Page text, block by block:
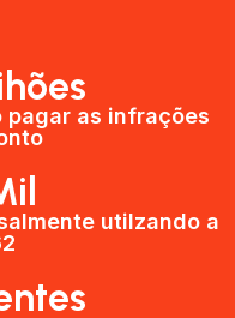
pagar as infrações
utilzando a